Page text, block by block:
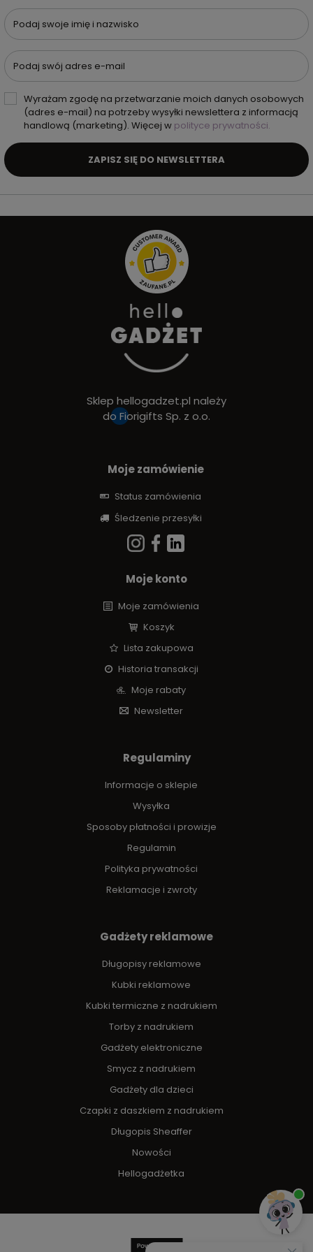
Podaj swoje imię i nazwisko
Podaj swój adres e-mail
Wyrażam zgodę na przetwarzanie moich danych osobowych
(adres e-mail) na potrzeby wysyłki newslettera z informacją
handlową (marketing). Więcej w polityce prywatności.
ZAPISZ SIĘ DO NEWSLETTERA
Sklep hellogadzet.pl należy
do Fiorigifts Sp. z o.o.
Moje zamówienie
Status zamówienia
Śledzenie przesyłki
Moje konto
Moje zamówienia
Koszyk
Lista zakupowa
Historia transakcji
Moje rabaty
Newsletter
Regulaminy
Informacje o sklepie
Wysyłka
Sposoby płatności i prowizje
Regulamin
Polityka prywatności
Reklamacje i zwroty
Gadżety reklamowe
Długopisy reklamowe
Kubki reklamowe
Kubki termiczne z nadrukiem
Torby z nadrukiem
Gadżety elektroniczne
Smycz z nadrukiem
Gadżety dla dzieci
Czapki z daszkiem z nadrukiem
Długopis Sheaffer
Nowości
Hellogadżetka